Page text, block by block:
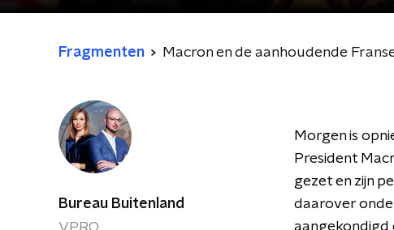
Fragmenten Macron en de aanhoudende
Bureau Buitenland
Morgen is
President
gezet en zijn
daarover
aangekondigd